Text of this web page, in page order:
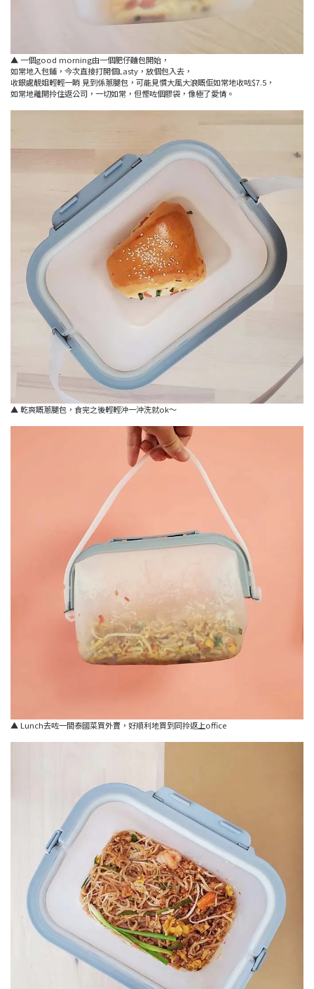
▲ 一個good morning由一個肥仔麵包開始，
如常地入包鋪，今次直接打開個Lasty，放個包入去，
收銀處靚姐輕輕一睄 見到係蔥腿包，可能見慣大風大浪嘅佢如常地收咗$7.5，
如常地離開拎住返公司，一切如常，但慳咗個膠袋，像極了愛情。
▲ 乾爽嘅蔥腿包，食完之後輕輕沖一沖洗就ok～
▲ Lunch去咗一間泰國菜買外賣，好順利地買到同拎返上office